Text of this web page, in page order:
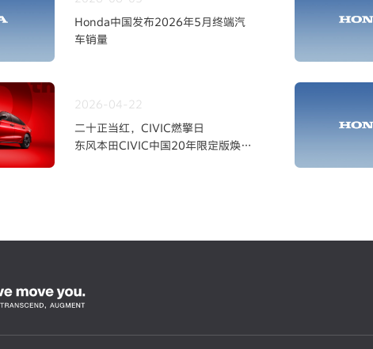
Honda中国发布2026年5月终端汽
车销量
2026-04-22
二十正当红，CIVIC燃擎日
东风本田CIVIC中国20年限定版焕新